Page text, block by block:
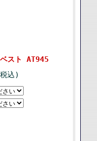
スト AT945
込)